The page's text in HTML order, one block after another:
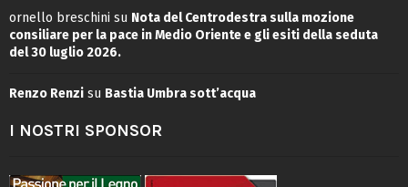
ornello breschini su Nota del Centrodestra sulla mozione
consiliare per la pace in Medio Oriente e gli esiti della seduta
del 30 luglio 2026.
Renzo Renzi su Bastia Umbra sott’acqua
I NOSTRI SPONSOR